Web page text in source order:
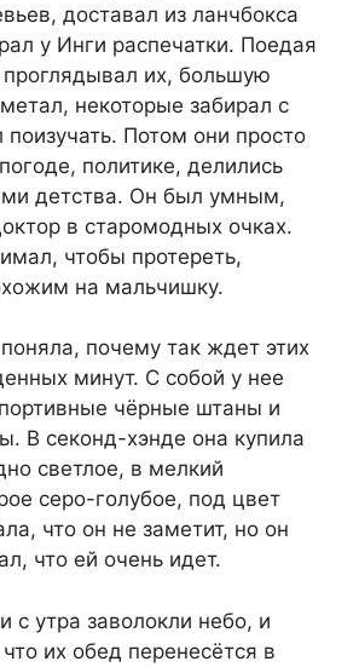
доставал из ланчбокса
у Инги распечатки. Поедая
их, большую
некоторые забирал с
Потом они просто
политике, делились
детства. Он был умным,
в старомодных очках.
чтобы протереть,
на мальчишку.
почему так ждет этих
минут. С собой у нее
чёрные штаны и
В секонд-хэнде она купила
светлое, в мелкий
серо-голубое, под цвет
что он не заметит, но он
что ей очень идет.
с утра заволокли небо, и
их обед перенесётся в